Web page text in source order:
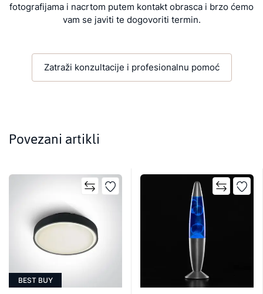
fotografijama i nacrtom putem kontakt obrasca i brzo ćemo
vam se javiti te dogovoriti termin.
Zatraži konzultacije i profesionalnu pomoć
Povezani artikli
BEST BUY